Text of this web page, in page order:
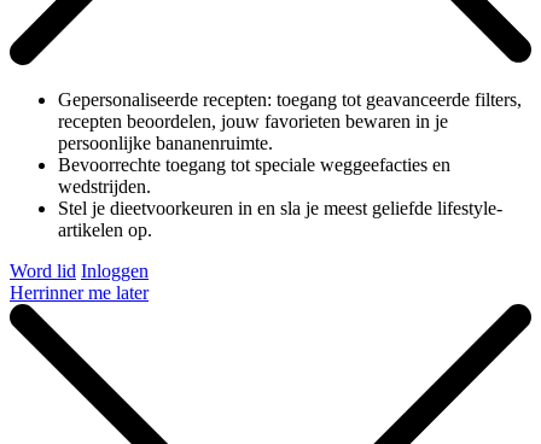
Gepersonaliseerde recepten: toegang tot geavanceerde filters,
recepten beoordelen, jouw favorieten bewaren in je
persoonlijke bananenruimte.
Bevoorrechte toegang tot speciale weggeefacties en
wedstrijden.
Stel je dieetvoorkeuren in en sla je meest geliefde lifestyle-
artikelen op.
Word lid Inloggen
Herrinner me later